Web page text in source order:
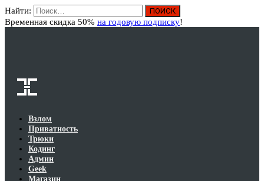
Найти:
Временная скидка 50% на годовую подписку!
Взлом
Приватность
Трюки
Кодинг
Админ
Geek
Магазин